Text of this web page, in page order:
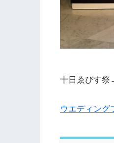
十日ゑびす祭
ウエディング